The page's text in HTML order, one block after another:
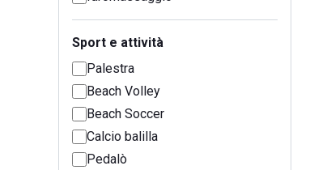
Sport e attività
Palestra
Beach Volley
Beach Soccer
Calcio balilla
Pedalò